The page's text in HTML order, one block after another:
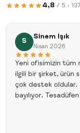
4,8 / 5 ·
S
Sinem Işık
Nisan 2026
Yeni ofisimizin tüm
ilgili bir şirket, ürün
çok destek oldular.
bayılıyor.